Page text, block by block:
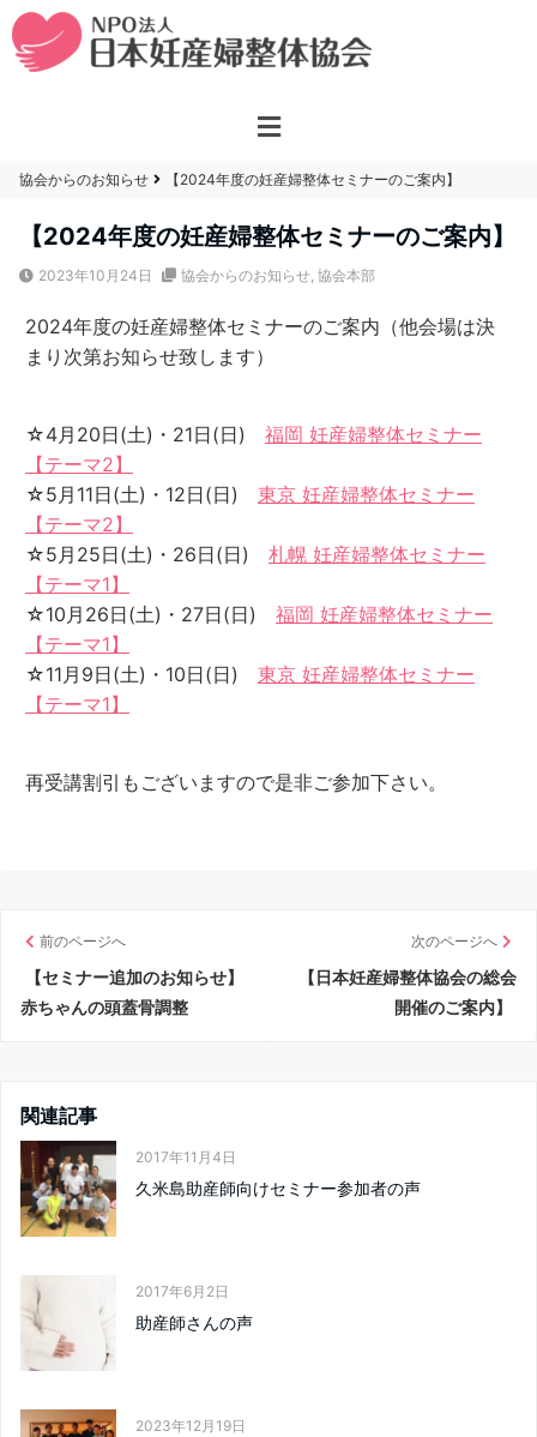
協会からのお知らせ 【2024年度の妊産婦整体セミナーのご案内】
【2024年度の妊産婦整体セミナーのご案内】
2023年10月24日 協会からのお知らせ, 協会本部
2024年度の妊産婦整体セミナーのご案内（他会場は決
まり次第お知らせ致します）
☆4月20日(土)・21日(日) 福岡 妊産婦整体セミナー
【テーマ2】
☆5月11日(土)・12日(日) 東京 妊産婦整体セミナー
【テーマ2】
☆5月25日(土)・26日(日) 札幌 妊産婦整体セミナー
【テーマ1】
☆10月26日(土)・27日(日) 福岡 妊産婦整体セミナー
【テーマ1】
☆11月9日(土)・10日(日) 東京 妊産婦整体セミナー
【テーマ1】
再受講割引もございますので是非ご参加下さい。
前のページへ
【セミナー追加のお知らせ】
赤ちゃんの頭蓋骨調整
次のページへ
【日本妊産婦整体協会の総会
開催のご案内】
関連記事
2017年11月4日
久米島助産師向けセミナー参加者の声
2017年6月2日
助産師さんの声
2023年12月19日